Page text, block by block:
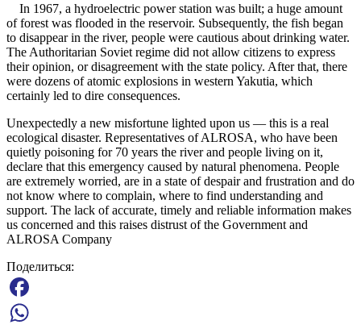
In 1967, a hydroelectric power station was built; a huge amount
of forest was flooded in the reservoir. Subsequently, the fish began
to disappear in the river, people were cautious about drinking water.
The Authoritarian Soviet regime did not allow citizens to express
their opinion, or disagreement with the state policy. After that, there
were dozens of atomic explosions in western Yakutia, which
certainly led to dire consequences.
Unexpectedly a new misfortune lighted upon us — this is a real
ecological disaster. Representatives of ALROSA, who have been
quietly poisoning for 70 years the river and people living on it,
declare that this emergency caused by natural phenomena. People
are extremely worried, are in a state of despair and frustration and do
not know where to complain, where to find understanding and
support. The lack of accurate, timely and reliable information makes
us concerned and this raises distrust of the Government and
ALROSA Company
Поделиться:
Facebook